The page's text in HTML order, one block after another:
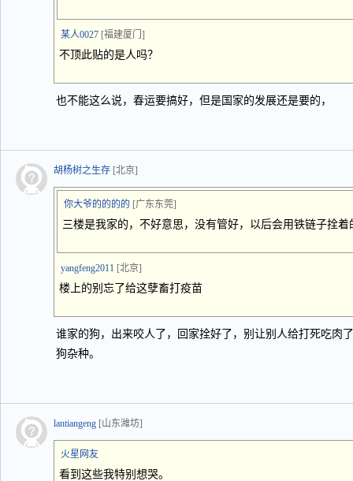
某人0027 [福建厦门]
不顶此贴的是人吗？
也不能这么说，春运要搞好，但是国家的发展还是要的，
胡杨树之生存 [北京]
你大爷的的的的 [广东东莞]
三楼是我家的，不好意思，没有管好，以后会用铁链子拴着
yangfeng2011 [北京]
楼上的别忘了给这孽畜打疫苗
谁家的狗，出来咬人了，回家拴好了，别让别人给打死吃肉
狗杂种。
lantiangeng [山东潍坊]
火星网友
看到这些我特别想哭。